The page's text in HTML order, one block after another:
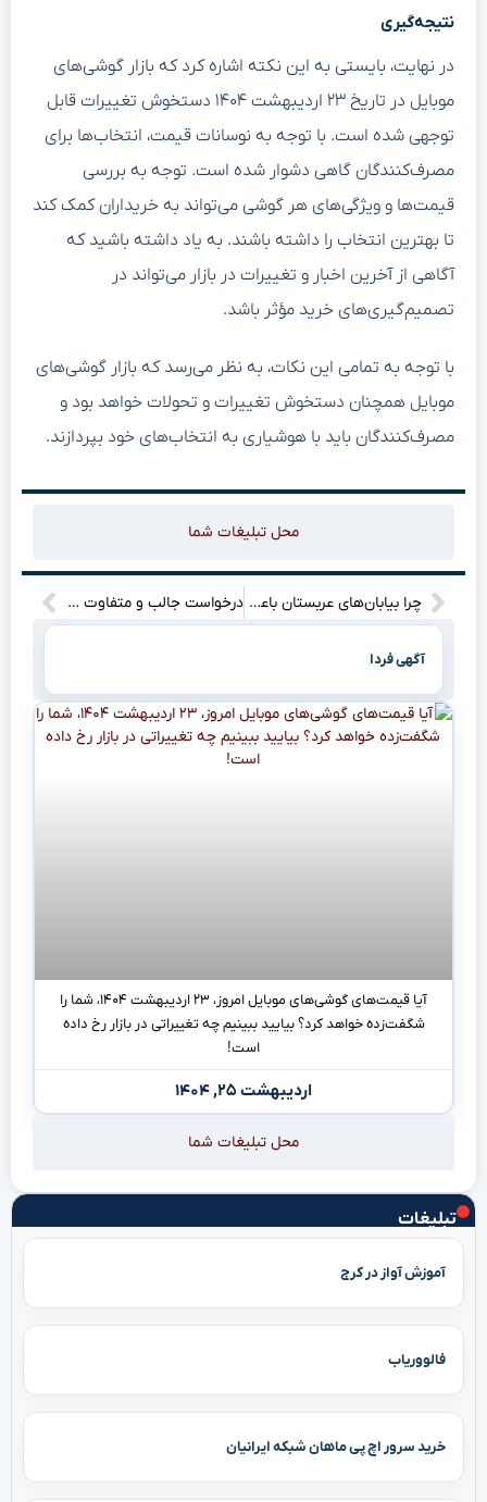
تبلیغات
آموزش آواز در کرج
فالووریاب
خرید سرور اچ پی ماهان شبکه ایرانیان
نتیجه‌گیری
در نهایت، بایستی به این نکته اشاره کرد که بازار گوشی‌های
موبایل در تاریخ ۲۳ اردیبهشت ۱۴۰۴ دستخوش تغییرات قابل
توجهی شده است. با توجه به نوسانات قیمت، انتخاب‌ها برای
مصرف‌کنندگان گاهی دشوار شده است. توجه به بررسی
قیمت‌ها و ویژگی‌های هر گوشی می‌تواند به خریداران کمک کند
تا بهترین انتخاب را داشته باشند. به یاد داشته باشید که
آگاهی از آخرین اخبار و تغییرات در بازار می‌تواند در
تصمیم‌گیری‌های خرید مؤثر باشد.
با توجه به تمامی این نکات، به نظر می‌رسد که بازار گوشی‌های
موبایل همچنان دستخوش تغییرات و تحولات خواهد بود و
مصرف‌کنندگان باید با هوشیاری به انتخاب‌های خود بپردازند.
محل تبلیغات شما
چرا بیابان‌های عربستان باعث گرد و خاک در آسمان تهران می‌شوند؟ + نقشه‌ای جالب برای درک بهتر درخواست جالب و متفاوت تتلو از رهبر انقلاب: چه چیزی او را به این اقدام وا داشت؟
آگهی فردا
آیا قیمت‌های گوشی‌های موبایل امروز، ۲۳ اردیبهشت ۱۴۰۴، شما را
شگفت‌زده خواهد کرد؟ بیایید ببینیم چه تغییراتی در بازار رخ داده
است!
اردیبهشت ۲۵, ۱۴۰۴
محل تبلیغات شما